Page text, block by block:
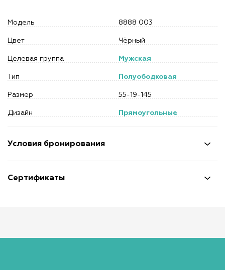
Условия бронирования
Сертификаты
Модель 8888 003
Цвет Чёрный
Целевая группа Мужская
Тип Полуободковая
Размер 55-19-145
Дизайн Прямоугольные